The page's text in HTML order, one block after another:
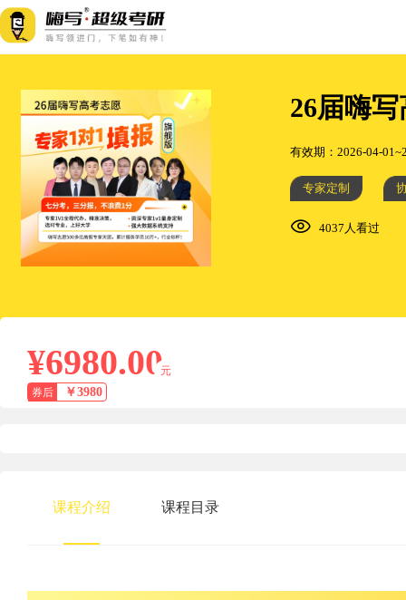
26届嗨
有效期：2026-04-
专家定制
4037人看过
¥6980.00
元
券后
￥3980
课程介绍 课程目录